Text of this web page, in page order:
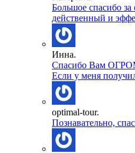
Большое спасибо
действенный и
Инна.
Спасибо Вам
Если у меня
optimal-tour.
Познавательно,